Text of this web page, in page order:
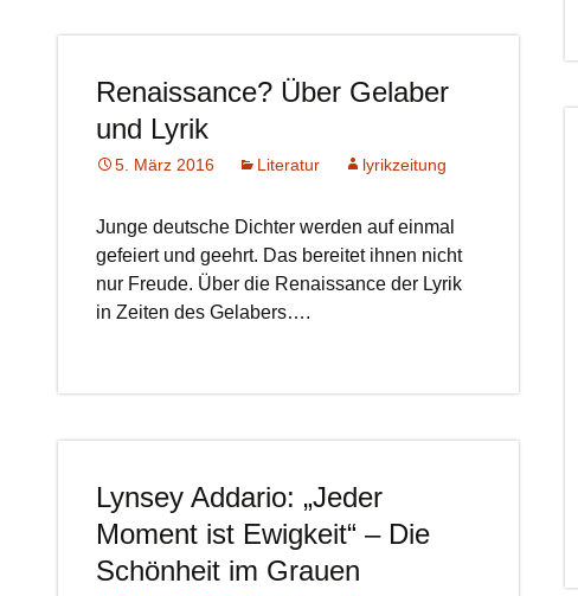
Renaissance? Über Gelaber
und Lyrik
5. März 2016 Literatur lyrikzeitung
Junge deutsche Dichter werden auf einmal
gefeiert und geehrt. Das bereitet ihnen nicht
nur Freude. Über die Renaissance der Lyrik
in Zeiten des Gelabers….
Lynsey Addario: „Jeder
Moment ist Ewigkeit“ – Die
Schönheit im Grauen